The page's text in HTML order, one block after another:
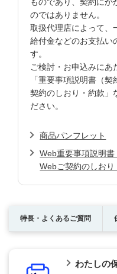
のではありません。
取扱代理店によって、
給付金などのお支払い
す。
ご検討・お申込みにあ
「重要事項説明書（
契約のしおり・約款」
ださい。
商品パンフレット
Web重要事項説明書
Webご契約のしおり
特長・よくあるご質問
わたしの